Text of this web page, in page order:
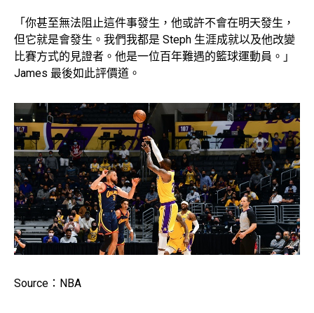
「你甚至無法阻止這件事發生，他或許不會在明天發生，
但它就是會發生。我們我都是 Steph 生涯成就以及他改變
比賽方式的見證者。他是一位百年難遇的籃球運動員。」
James 最後如此評價道。
Source：NBA